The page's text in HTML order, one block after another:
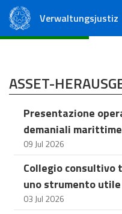
Verwaltungsjustiz
ASSET-
Presentazione
demaniali
09 Jul 2026
Collegio consultivo
uno strumento utile
03 Jul 2026